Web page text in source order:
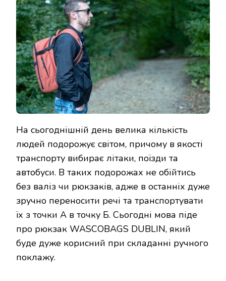
DUBLIN
На сьогоднішній день велика кількість
людей подорожує світом, причому в якості
транспорту вибирає літаки, поїзди та
автобуси. В таких подорожах не обійтись
без валіз чи рюкзаків, адже в останніх дуже
зручно переносити речі та транспортувати
їх з точки А в точку Б. Сьогодні мова піде
про рюкзак WASCOBAGS DUBLIN, який
буде дуже корисний при складанні ручного
поклажу.